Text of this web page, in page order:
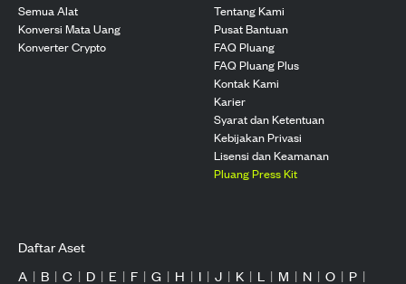
Semua Alat
Konversi Mata Uang
Konverter Crypto
Tentang Kami
Pusat Bantuan
FAQ Pluang
FAQ Pluang Plus
Kontak Kami
Karier
Syarat dan Ketentuan
Kebijakan Privasi
Lisensi dan Keamanan
Pluang Press Kit
Daftar Aset
A | B | C | D | E | F | G | H | I | J | K | L | M | N | O | P |